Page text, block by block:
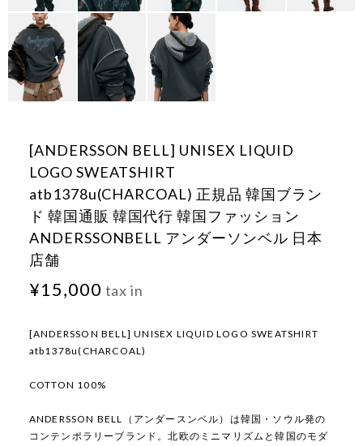
[ANDERSSON BELL] UNISEX LIQUID
LOGO SWEATSHIRT
atb1378u(CHARCOAL) 正規品 韓国ブラン
ド 韓国通販 韓国代行 韓国ファッション
ANDERSSONBELL アンダーソンベル 日本
店舗
¥15,000 tax in
[ANDERSSON BELL] UNISEX LIQUID LOGO SWEATSHIRT
atb1378u(CHARCOAL)
COTTON 100%
ANDERSSON BELL（アンダースンベル）は韓国・ソウル発の
コンテンポラリーブランド。北欧のミニマリズムと韓国のモダ